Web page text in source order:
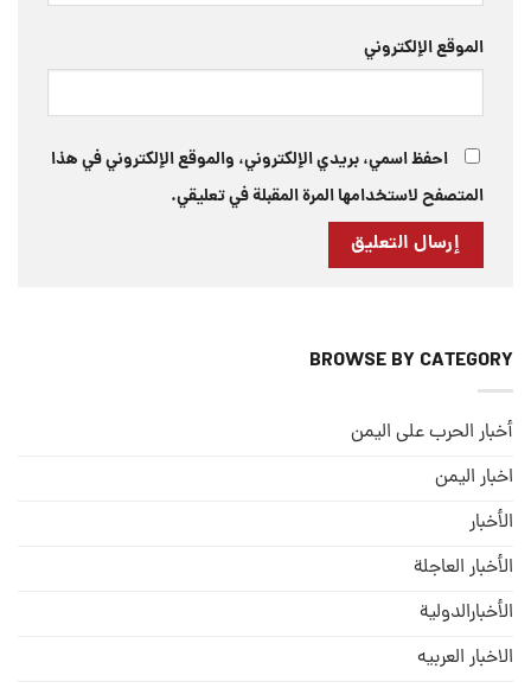
الموقع الإلكتروني
احفظ اسمي، بريدي الإلكتروني، والموقع الإلكتروني في هذا
المتصفح لاستخدامها المرة المقبلة في تعليقي.
BROWSE BY CATEGORY
أخبار الحرب على اليمن
اخبار اليمن
الأخبار
الأخبار العاجلة
الأخبارالدولية
الاخبار العربيه